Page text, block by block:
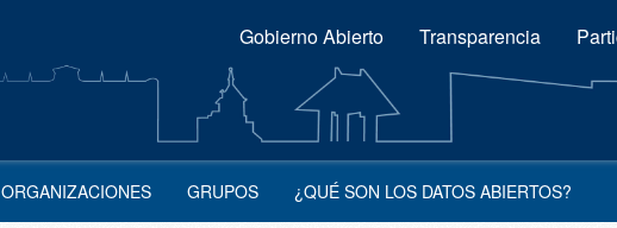
Gobierno Abierto Transparencia
ORGANIZACIONES GRUPOS ¿QUÉ SON LOS DATOS ABIERTOS?